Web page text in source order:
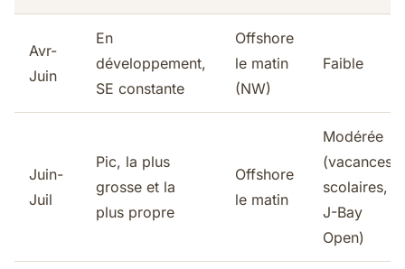
Avr-
Juin
En
développement,
SE constante
Offshore
le matin
(NW)
Faible
Juin-
Juil
Pic, la plus
grosse et la
plus propre
Offshore
le matin
Modérée
(vacances
scolaires,
J-Bay
Open)